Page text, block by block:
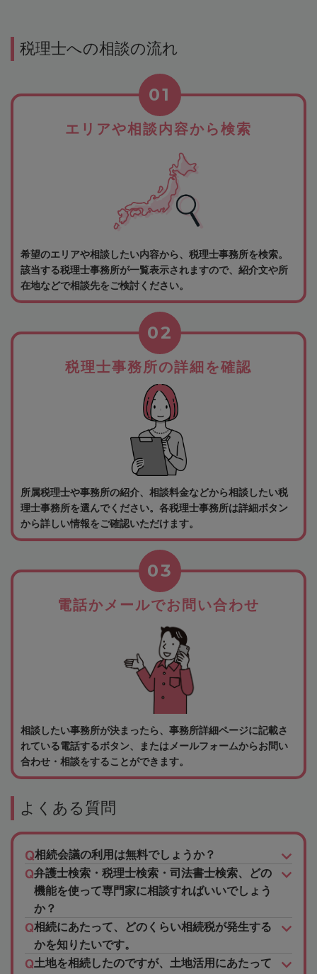
税理士への相談の流れ
エリアや相談内容から検索
01
希望のエリアや相談したい内容から、税理士事務所を検索。
該当する税理士事務所が一覧表示されますので、紹介文や所
在地などで相談先をご検討ください。
税理士事務所の詳細を確認
02
所属税理士や事務所の紹介、相談料金などから相談したい税
理士事務所を選んでください。各税理士事務所は詳細ボタン
から詳しい情報をご確認いただけます。
電話かメールでお問い合わせ
03
相談したい事務所が決まったら、事務所詳細ページに記載さ
れている電話するボタン、またはメールフォームからお問い
合わせ・相談をすることができます。
よくある質問
相続会議の利用は無料でしょうか？
弁護士検索・税理士検索・司法書士検索、どの
機能を使って専門家に相談すればいいでしょう
か？
相続にあたって、どのくらい相続税が発生する
かを知りたいです。
土地を相続したのですが、土地活用にあたって